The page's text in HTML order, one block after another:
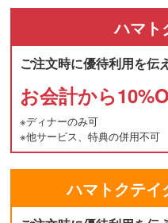
ハマト
ご注文時に優待利用を伝
お会計から10
※ディナーのみ可
※他サービス、特典の併用不可
ハマトクテイ